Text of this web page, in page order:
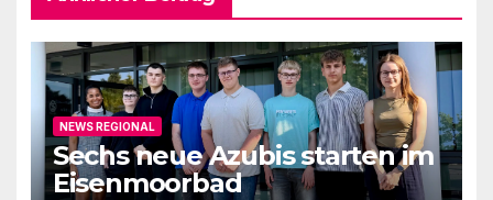
NEWS REGIONAL
Sechs neue Azubis starten im
Eisenmoorbad